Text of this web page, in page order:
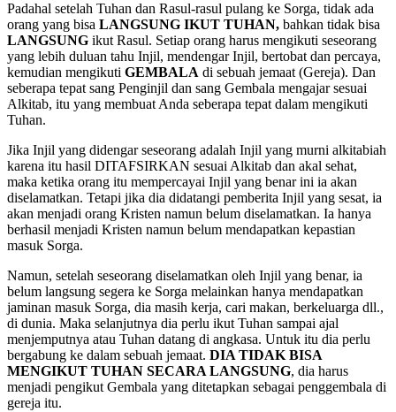
Padahal setelah Tuhan dan Rasul-rasul pulang ke Sorga, tidak ada
orang yang bisa LANGSUNG IKUT TUHAN, bahkan tidak bisa
LANGSUNG ikut Rasul. Setiap orang harus mengikuti seseorang
yang lebih duluan tahu Injil, mendengar Injil, bertobat dan percaya,
kemudian mengikuti GEMBALA di sebuah jemaat (Gereja). Dan
seberapa tepat sang Penginjil dan sang Gembala mengajar sesuai
Alkitab, itu yang membuat Anda seberapa tepat dalam mengikuti
Tuhan.
Jika Injil yang didengar seseorang adalah Injil yang murni alkitabiah
karena itu hasil DITAFSIRKAN sesuai Alkitab dan akal sehat,
maka ketika orang itu mempercayai Injil yang benar ini ia akan
diselamatkan. Tetapi jika dia didatangi pemberita Injil yang sesat, ia
akan menjadi orang Kristen namun belum diselamatkan. Ia hanya
berhasil menjadi Kristen namun belum mendapatkan kepastian
masuk Sorga.
Namun, setelah seseorang diselamatkan oleh Injil yang benar, ia
belum langsung segera ke Sorga melainkan hanya mendapatkan
jaminan masuk Sorga, dia masih kerja, cari makan, berkeluarga dll.,
di dunia. Maka selanjutnya dia perlu ikut Tuhan sampai ajal
menjemputnya atau Tuhan datang di angkasa. Untuk itu dia perlu
bergabung ke dalam sebuah jemaat. DIA TIDAK BISA
MENGIKUT TUHAN SECARA LANGSUNG, dia harus
menjadi pengikut Gembala yang ditetapkan sebagai penggembala di
gereja itu.